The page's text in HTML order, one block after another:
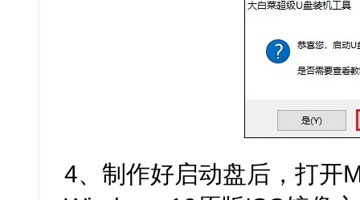
4、制作好启动盘后，打开